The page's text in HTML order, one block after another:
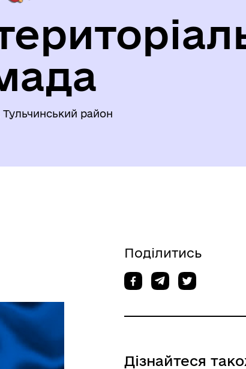
Тульчинський район
Поділитись
Дізнайтеся